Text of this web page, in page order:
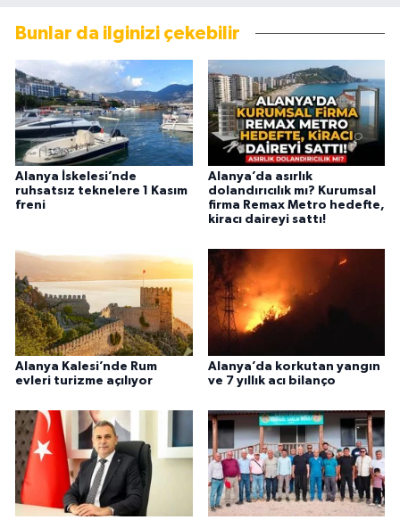
Bunlar da ilginizi çekebilir
Alanya İskelesi’nde
ruhsatsız teknelere 1 Kasım
freni
Alanya’da asırlık
dolandırıcılık mı? Kurumsal
firma Remax Metro hedefte,
kiracı daireyi sattı!
Alanya Kalesi’nde Rum
evleri turizme açılıyor
Alanya’da korkutan yangın
ve 7 yıllık acı bilanço